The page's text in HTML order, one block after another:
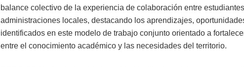
balance colectivo de la experiencia de colaboración entre
administraciones locales, destacando los aprendizajes,
identificados en este modelo de trabajo conjunto orientado a
entre el conocimiento académico y las necesidades del territorio.